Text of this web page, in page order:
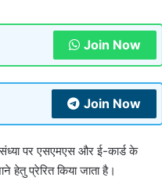
Join Now
Join Now
संध्या पर एसएमएस और ई-कार्ड के
हेतु प्रेरित किया जाता है।